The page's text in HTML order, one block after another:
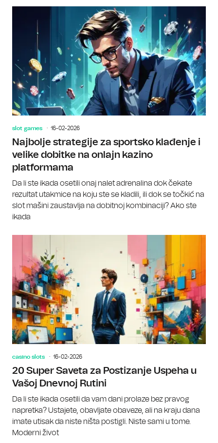
slot games 16-02-2026
Najbolje strategije za sportsko klađenje i
velike dobitke na onlajn kazino
platformama
Da li ste ikada osetili onaj nalet adrenalina dok čekate
rezultat utakmice na koju ste se kladili, ili dok se točkić na
slot mašini zaustavlja na dobitnoj kombinaciji? Ako ste
ikada
casino slots 16-02-2026
20 Super Saveta za Postizanje Uspeha u
Vašoj Dnevnoj Rutini
Da li ste ikada osetili da vam dani prolaze bez pravog
napretka? Ustajete, obavljate obaveze, ali na kraju dana
imate utisak da niste ništa postigli. Niste sami u tome.
Moderni život